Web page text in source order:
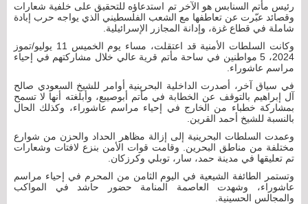
رئيس مأتم السنابس هو الآخر تم استدعاؤه للتحقيق على خلفية شعارات
وقصائد عبّرت عن تعاطفها مع الشعب الفلسطيني الذي يواجه حرب إبادة
شاملة في قطاع غزة، وإدانة المجازر الإسرائيلية.
وكانت السلطات الأمنية قد اعتقلت، مساء يوم الخميس 11 يوليو/تموز
2024، 5 مواطنين في ساحة مأتم قرية عالي خلال مشاركتهم في إحياء
مراسم عاشوراء.
في سياق آخر، أصدرت الداخلية البحرينية أوامر للشيخ السعودي صالح
آل إبراهيم بالتوقف عن الخطابة في مأتم أبوصيبع، وأبلغته أنها لا تسمح
بمشاركة خطباء من الخارج في إحياء مراسم عاشوراء، وكذلك الحال
بالنسبة للشيخ أحمد القرين.
وعمدت السلطات البحرينية إلى إزالة مظاهر الحداد والحزن من شوارع
مختلفة من مناطق البحرين. وقامت قوات الأمن بنزع لافتات وشعارات
تم تعليقها في مدينة حمد، سار، توبلي وكرزكان.
وتستمر الطائفة الشيعية في اليوم الثامن من المحرم في إحياء مراسم
عاشوراء، وشهدت العاصمة المنامة حضور حاشد في المواكب
والمجالس الحسينية.